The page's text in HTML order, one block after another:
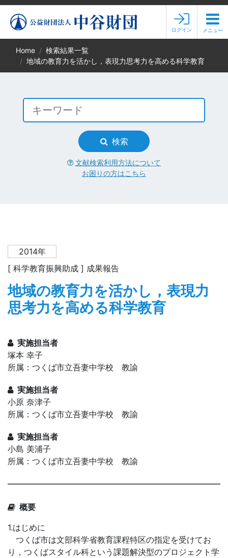
ログイン メニュー
Home
検索結果一覧
地域の教育力を活かし，表現力思考力を高める科学教育
検索
文献検索利用方法について
お困りの方はこちら
2014年
[ 科学教育振興助成 ] 成果報告
地域の教育力を活かし，表現力
思考力を高める科学教育
実施担当者
塚本 幸子
所属：つくば市立吾妻中学校 教諭
実施担当者
小原 奈津子
所属：つくば市立吾妻中学校 教諭
実施担当者
小島 美浦子
所属：つくば市立吾妻中学校 教諭
概要
1.はじめに
つくば市は文部科学省教育課程特区の指定を受けてお
り，つくばスタイル科という課題解決型のプロジェクト学